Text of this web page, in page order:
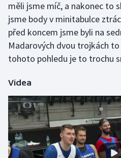
Moderní pětiboj
Motorsport
Olympijské hry
Plavání
Plážový volejbal
měli jsme míč, a nakonec to
jsme body v minitabulce
před koncem jsme byli na
Madarových dvou trojkách
tohoto pohledu je to trochu
Videa